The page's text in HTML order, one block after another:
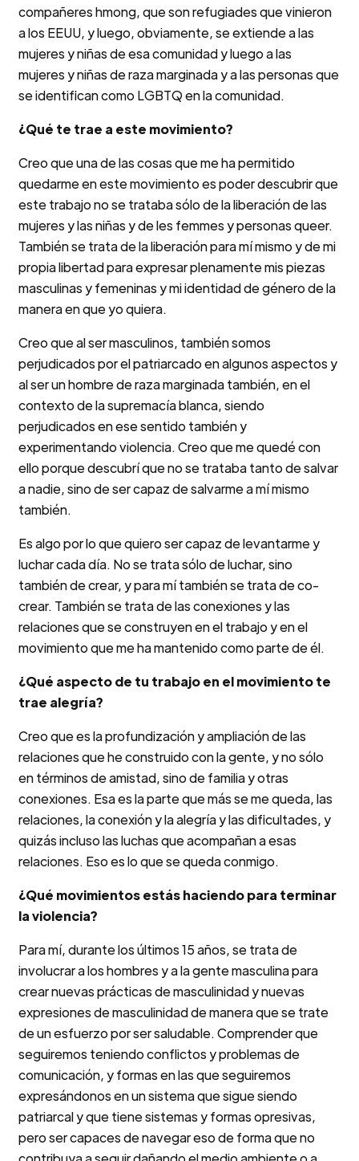
compañeres hmong, que son refugiades que vinieron
a los EEUU, y luego, obviamente, se extiende a las
mujeres y niñas de esa comunidad y luego a las
mujeres y niñas de raza marginada y a las personas que
se identifican como LGBTQ en la comunidad.
¿Qué te trae a este movimiento?
Creo que una de las cosas que me ha permitido
quedarme en este movimiento es poder descubrir que
este trabajo no se trataba sólo de la liberación de las
mujeres y las niñas y de les femmes y personas queer.
También se trata de la liberación para mí mismo y de mi
propia libertad para expresar plenamente mis piezas
masculinas y femeninas y mi identidad de género de la
manera en que yo quiera.
Creo que al ser masculinos, también somos
perjudicados por el patriarcado en algunos aspectos y
al ser un hombre de raza marginada también, en el
contexto de la supremacía blanca, siendo
perjudicados en ese sentido también y
experimentando violencia. Creo que me quedé con
ello porque descubrí que no se trataba tanto de salvar
a nadie, sino de ser capaz de salvarme a mí mismo
también.
Es algo por lo que quiero ser capaz de levantarme y
luchar cada día. No se trata sólo de luchar, sino
también de crear, y para mí también se trata de co-
crear. También se trata de las conexiones y las
relaciones que se construyen en el trabajo y en el
movimiento que me ha mantenido como parte de él.
¿Qué aspecto de tu trabajo en el movimiento te
trae alegría?
Creo que es la profundización y ampliación de las
relaciones que he construido con la gente, y no sólo
en términos de amistad, sino de familia y otras
conexiones. Esa es la parte que más se me queda, las
relaciones, la conexión y la alegría y las dificultades, y
quizás incluso las luchas que acompañan a esas
relaciones. Eso es lo que se queda conmigo.
¿Qué movimientos estás haciendo para terminar
la violencia?
Para mí, durante los últimos 15 años, se trata de
involucrar a los hombres y a la gente masculina para
crear nuevas prácticas de masculinidad y nuevas
expresiones de masculinidad de manera que se trate
de un esfuerzo por ser saludable. Comprender que
seguiremos teniendo conflictos y problemas de
comunicación, y formas en las que seguiremos
expresándonos en un sistema que sigue siendo
patriarcal y que tiene sistemas y formas opresivas,
pero ser capaces de navegar eso de forma que no